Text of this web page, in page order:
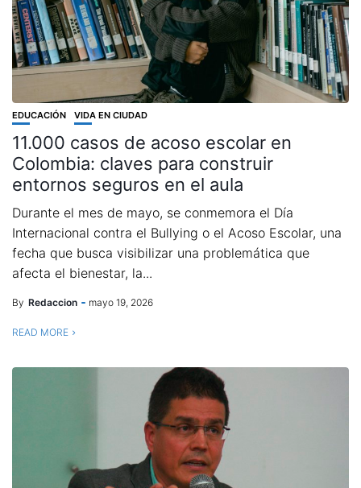
EDUCACIÓN VIDA EN CIUDAD
11.000 casos de acoso escolar en
Colombia: claves para construir
entornos seguros en el aula
Durante el mes de mayo, se conmemora el Día
Internacional contra el Bullying o el Acoso Escolar, una
fecha que busca visibilizar una problemática que
afecta el bienestar, la...
By Redaccion mayo 19, 2026
READ MORE